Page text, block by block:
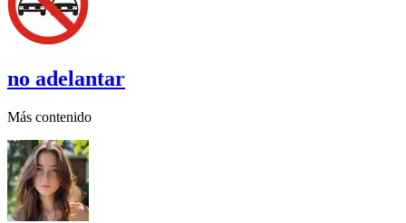
no adelantar
Más contenido